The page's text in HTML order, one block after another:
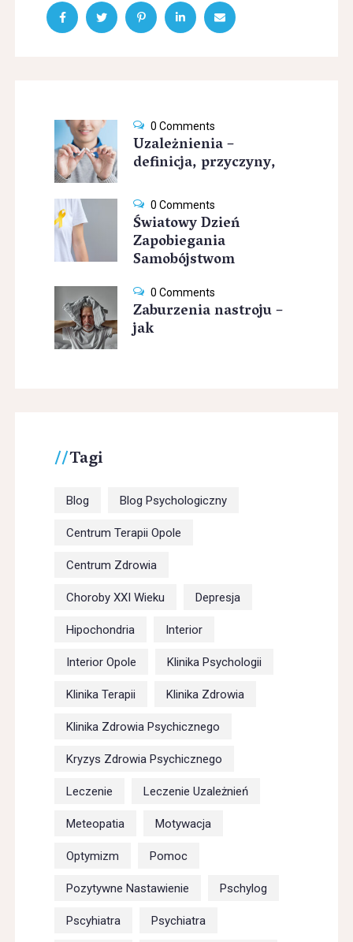
0 Comments
Uzależnienia –
definicja, przyczyny,
0 Comments
Światowy Dzień
Zapobiegania
Samobójstwom
0 Comments
Zaburzenia nastroju –
jak
Tagi
Blog Blog Psychologiczny
Centrum Terapii Opole
Centrum Zdrowia
Choroby XXI Wieku Depresja
Hipochondria Interior
Interior Opole Klinika Psychologii
Klinika Terapii Klinika Zdrowia
Klinika Zdrowia Psychicznego
Kryzys Zdrowia Psychicznego
Leczenie Leczenie Uzależnień
Meteopatia Motywacja
Optymizm Pomoc
Pozytywne Nastawienie Pschylog
Pscyhiatra Psychiatra